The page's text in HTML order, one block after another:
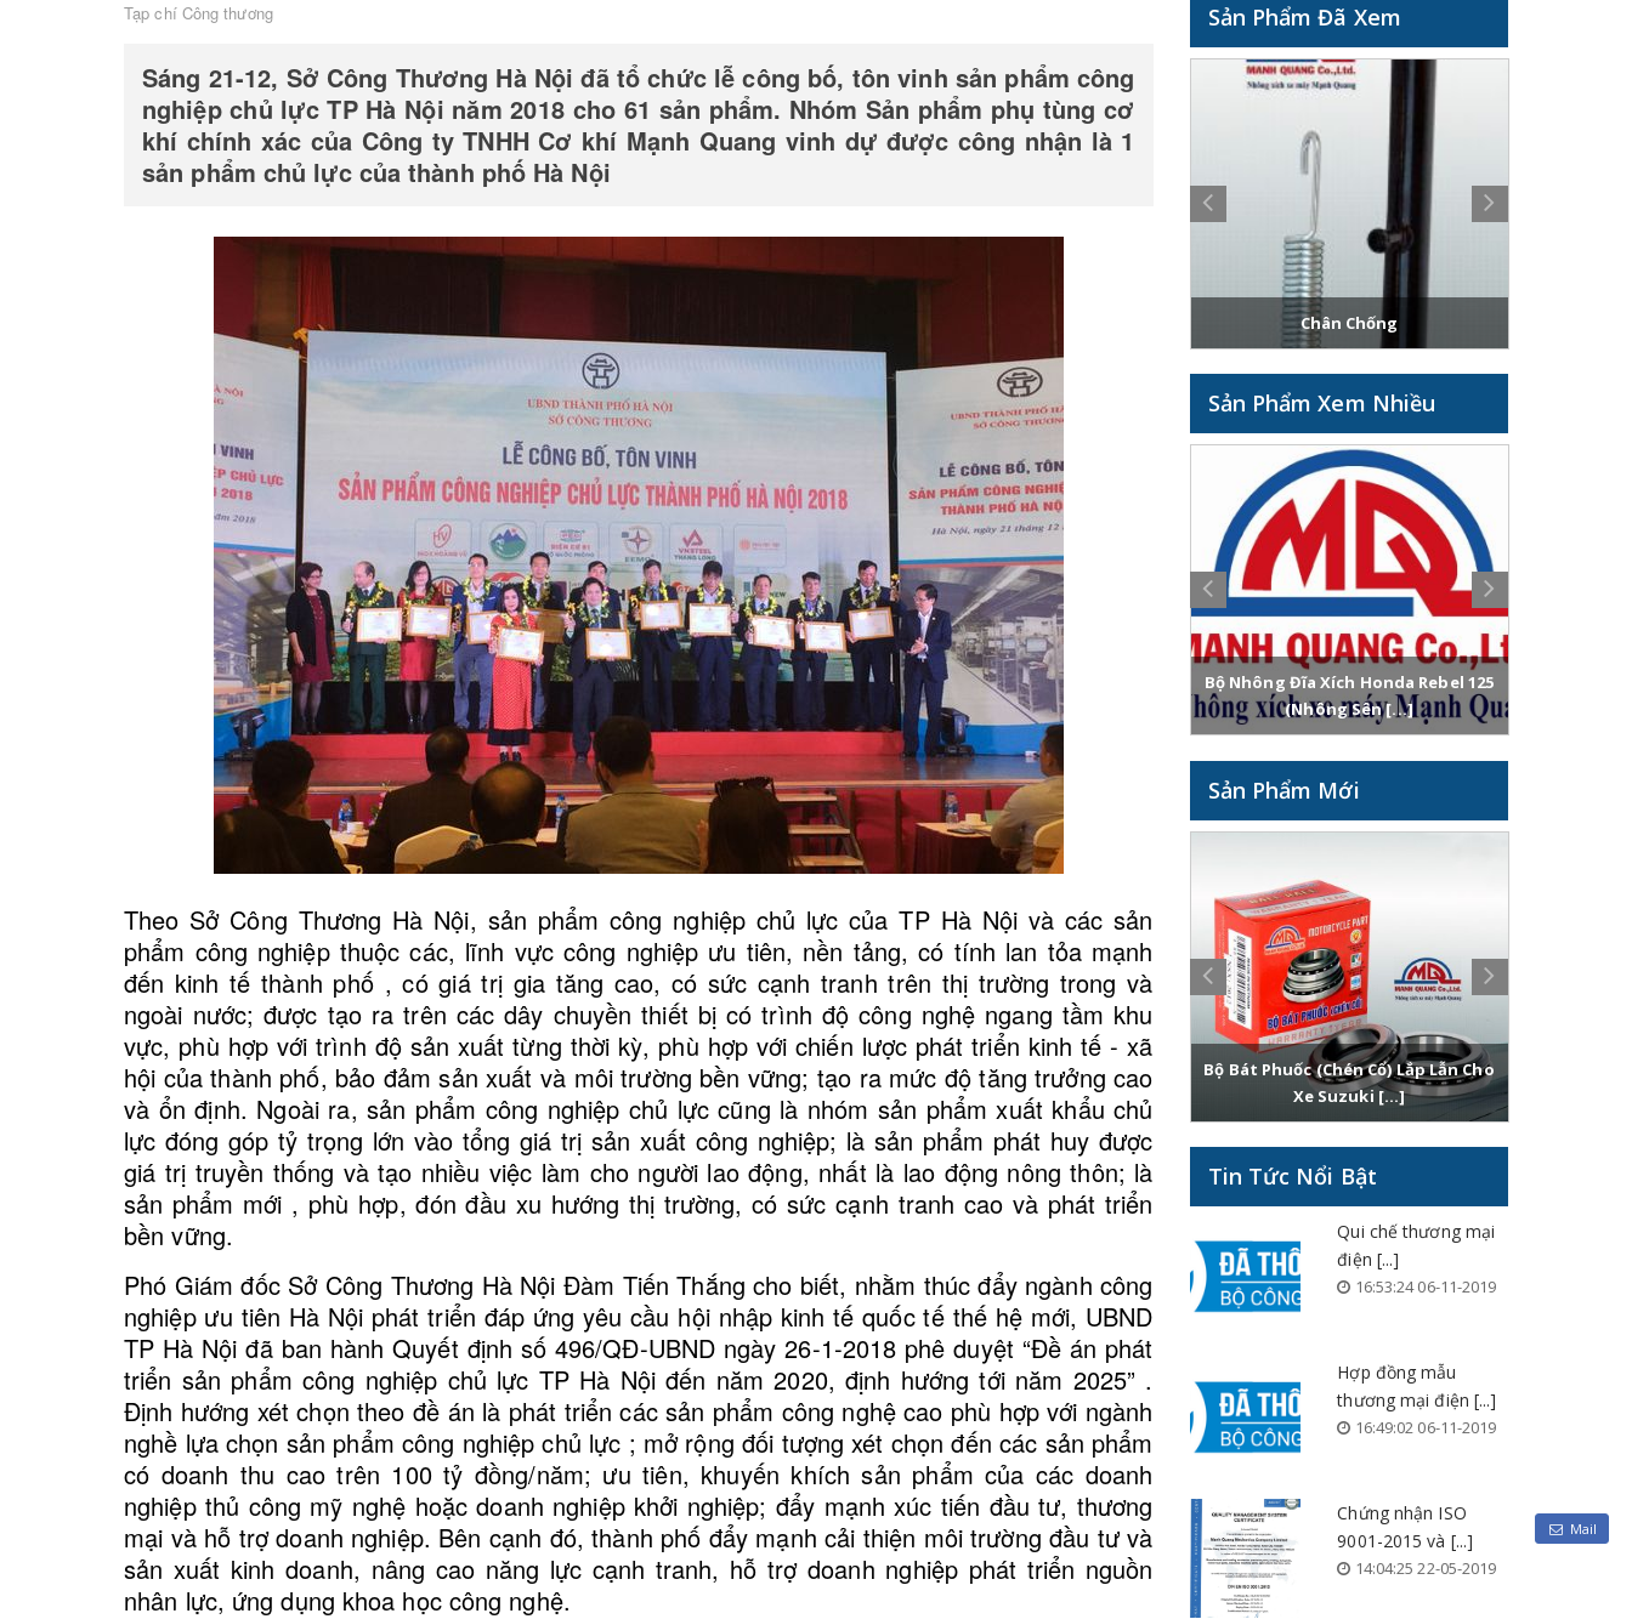
Tạp chí Công thương
Sáng 21-12, Sở Công Thương Hà Nội đã tổ chức lễ công bố, tôn vinh sản phẩm công
nghiệp chủ lực TP Hà Nội năm 2018 cho 61 sản phẩm. Nhóm Sản phẩm phụ tùng cơ
khí chính xác của Công ty TNHH Cơ khí Mạnh Quang vinh dự được công nhận là 1
sản phẩm chủ lực của thành phố Hà Nội
Theo Sở Công Thương Hà Nội, sản phẩm công nghiệp chủ lực của TP Hà Nội và các sản
phẩm công nghiệp thuộc các, lĩnh vực công nghiệp ưu tiên, nền tảng, có tính lan tỏa mạnh
đến kinh tế thành phố , có giá trị gia tăng cao, có sức cạnh tranh trên thị trường trong và
ngoài nước; được tạo ra trên các dây chuyền thiết bị có trình độ công nghệ ngang tầm khu
vực, phù hợp với trình độ sản xuất từng thời kỳ, phù hợp với chiến lược phát triển kinh tế - xã
hội của thành phố, bảo đảm sản xuất và môi trường bền vững; tạo ra mức độ tăng trưởng cao
và ổn định. Ngoài ra, sản phẩm công nghiệp chủ lực cũng là nhóm sản phẩm xuất khẩu chủ
lực đóng góp tỷ trọng lớn vào tổng giá trị sản xuất công nghiệp; là sản phẩm phát huy được
giá trị truyền thống và tạo nhiều việc làm cho người lao động, nhất là lao động nông thôn; là
sản phẩm mới , phù hợp, đón đầu xu hướng thị trường, có sức cạnh tranh cao và phát triển
bền vững.
Phó Giám đốc Sở Công Thương Hà Nội Đàm Tiến Thắng cho biết, nhằm thúc đẩy ngành công
nghiệp ưu tiên Hà Nội phát triển đáp ứng yêu cầu hội nhập kinh tế quốc tế thế hệ mới, UBND
TP Hà Nội đã ban hành Quyết định số 496/QĐ-UBND ngày 26-1-2018 phê duyệt “Đề án phát
triển sản phẩm công nghiệp chủ lực TP Hà Nội đến năm 2020, định hướng tới năm 2025” .
Định hướng xét chọn theo đề án là phát triển các sản phẩm công nghệ cao phù hợp với ngành
nghề lựa chọn sản phẩm công nghiệp chủ lực ; mở rộng đối tượng xét chọn đến các sản phẩm
có doanh thu cao trên 100 tỷ đồng/năm; ưu tiên, khuyến khích sản phẩm của các doanh
nghiệp thủ công mỹ nghệ hoặc doanh nghiệp khởi nghiệp; đẩy mạnh xúc tiến đầu tư, thương
mại và hỗ trợ doanh nghiệp. Bên cạnh đó, thành phố đẩy mạnh cải thiện môi trường đầu tư và
sản xuất kinh doanh, nâng cao năng lực cạnh tranh, hỗ trợ doanh nghiệp phát triển nguồn
nhân lực, ứng dụng khoa học công nghệ.
Sản Phẩm Đã Xem
Má Phanh
Chân Chống
Sản Phẩm Xem Nhiều
Bộ Nhông Đĩa Xích Honda Wave S
110 (Nhông Sên [...]
Bộ Nhông Đĩa Xích Honda Wave
RSX AT (Nhông Sên [...]
Bộ Nhông Đĩa Xích Honda Rebel 250
(Nhông Sên [...]
Bộ Nhông Đĩa Xích Honda Rebel 125
(Nhông Sên [...]
Sản Phẩm Mới
Bộ Bát Phuốc (chén Cổ) Lắp Lẫn Cho
Xe Honda @ [...]
Bộ Bát Phuốc (chén Cổ) Lắp Lẫn Cho
Xe Suzuki Viva [...]
Bộ Bát Phuốc (chén Cổ) Lắp Lẫn Cho
Xe SYM Angel [...]
Bộ Bát Phuốc (chén Cổ) Lắp Lẫn Cho
Xe Suzuki [...]
Tin Tức Nổi Bật
Qui chế thương mại
điện [...]
16:53:24 06-11-2019
Hợp đồng mẫu
thương mại điện [...]
16:49:02 06-11-2019
Chứng nhận ISO
9001-2015 và [...]
14:04:25 22-05-2019
Mail